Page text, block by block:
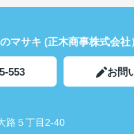
マサキ (正木商事株式会社
553 お問
路５丁目2-40